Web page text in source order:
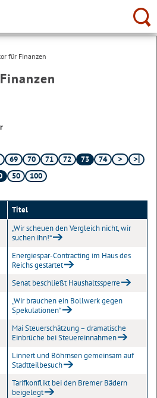
für Finanzen
69 70 71 72 73
74
50 100
Titel
„Wir scheuen den Vergleich nicht, wir
suchen ihn!“
Energiespar-Contracting im Haus des
Reichs gestartet
Senat beschließt Haushaltssperre
„Wir brauchen ein Bollwerk gegen
Spekulationen“
Mai Steuerschätzung – dramatische
Einbrüche bei Steuereinnahmen
Linnert und Böhrnsen gemeinsam auf
Stadtteilbesuch
Tarifkonflikt bei den Bremer Bädern
beigelegt